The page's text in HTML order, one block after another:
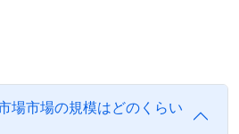
場市場の規模はどのくらい